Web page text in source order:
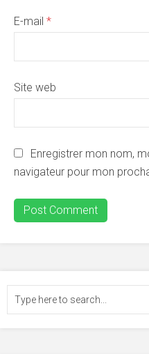
E-mail *
Site web
Enregistrer mon nom,
navigateur pour mon